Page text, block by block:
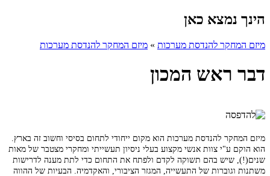
הינך נמצא כאן
מיזם המחקר להנדסת מערכות » מיזם המחקר להנדסת מערכות
דבר ראש המכון
מיזם המחקר להנדסת מערכות הוא מקום ייחודי לתחום בסיסי וחשוב זה בארץ.
הוא הוקם ע"י צוות אנשי מקצוע בעלי ניסיון תעשייתי ומחקרי מצטבר של מאות
שנים(!), שיש בהם תשוקה לקדם ולפתח את התחום כדי לתת מענה לדרישות
משתנות וגוברות של התעשייה, המגזר הציבורי, והאקדמיה. הבעיות של ההווה